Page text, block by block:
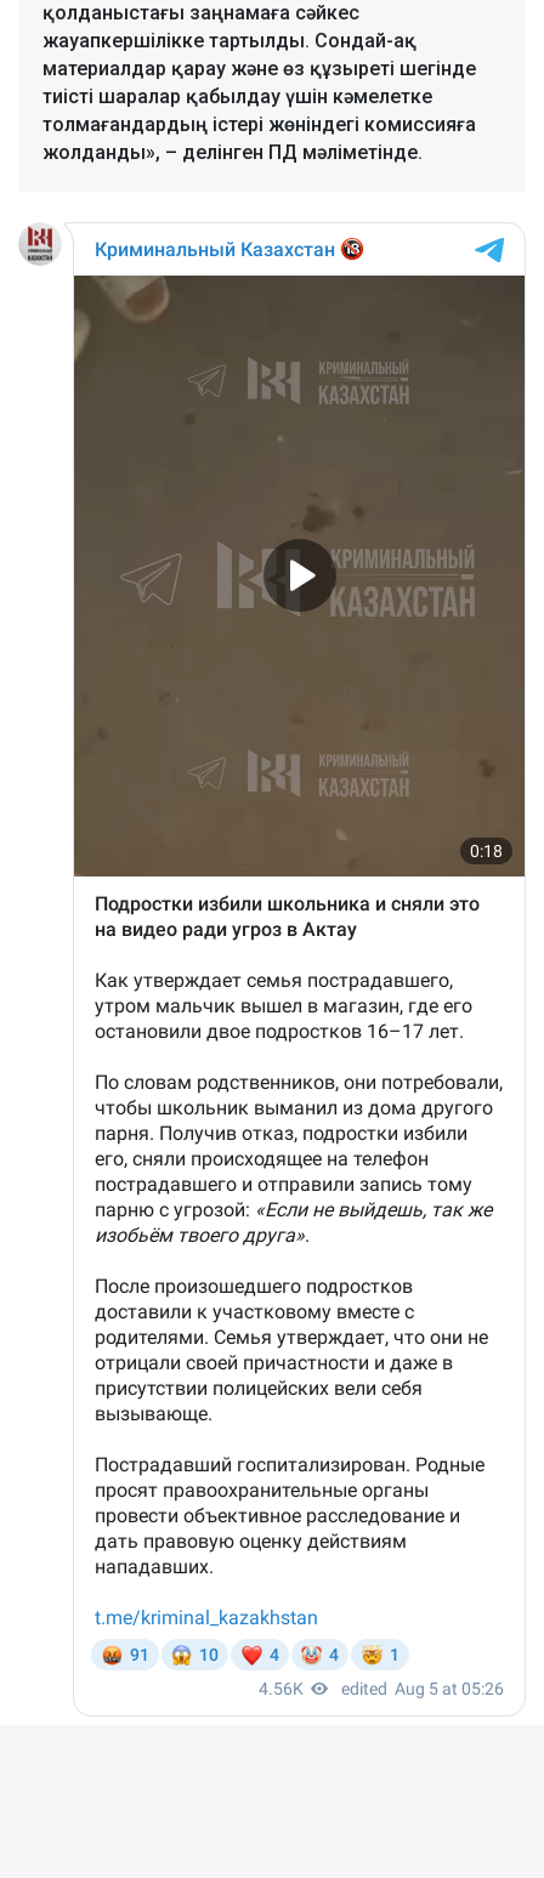
қолданыстағы заңнамаға сәйкес
жауапкершілікке тартылды. Сондай-ақ
материалдар қарау және өз құзыреті шегінде
тиісті шаралар қабылдау үшін кәмелетке
толмағандардың істері жөніндегі комиссияға
жолданды», – делінген ПД мәліметінде.